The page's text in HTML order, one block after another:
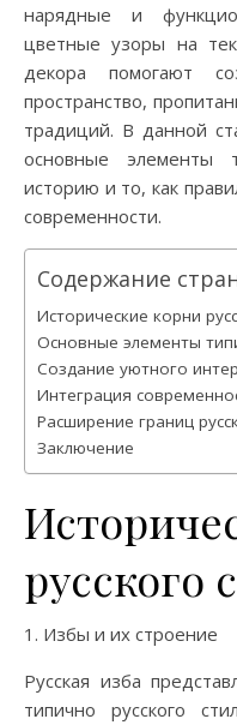
нарядные и
цветные узоры на
декора помогают
пространство,
традиций. В данной
основные элементы
историю и то, как
современности.
Содержание
Исторические корни
Основные элементы
Создание уютного
Интеграция
Расширение границ
Заключение
русского
1. Избы и их строение
Русская изба
типично русского